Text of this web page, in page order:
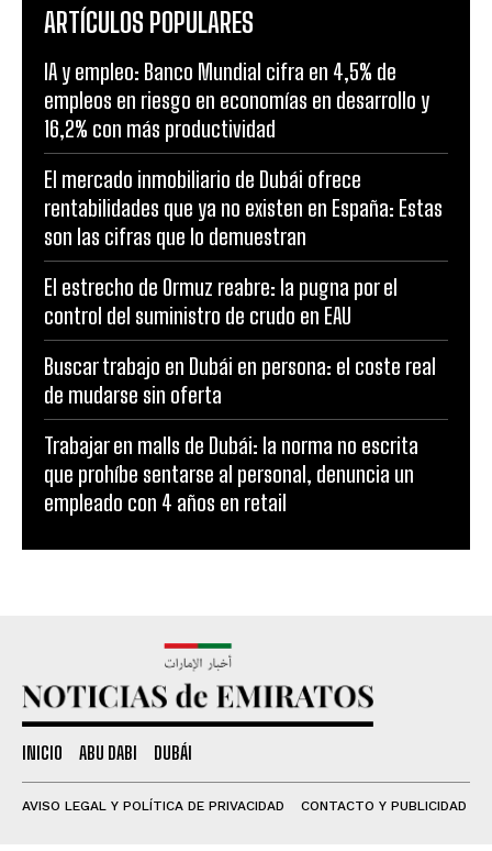
ARTÍCULOS POPULARES
IA y empleo: Banco Mundial cifra en 4,5% de
empleos en riesgo en economías en desarrollo y
16,2% con más productividad
El mercado inmobiliario de Dubái ofrece
rentabilidades que ya no existen en España: Estas
son las cifras que lo demuestran
El estrecho de Ormuz reabre: la pugna por el
control del suministro de crudo en EAU
Buscar trabajo en Dubái en persona: el coste real
de mudarse sin oferta
Trabajar en malls de Dubái: la norma no escrita
que prohíbe sentarse al personal, denuncia un
empleado con 4 años en retail
INICIO ABU DABI DUBÁI
AVISO LEGAL Y POLÍTICA DE PRIVACIDAD CONTACTO Y PUBLICIDAD